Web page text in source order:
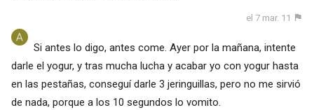
el 7 mar. 11
Si antes lo digo, antes come. Ayer por la mañana, intente
darle el yogur, y tras mucha lucha y acabar yo con yogur hasta
en las pestañas, conseguí darle 3 jeringuillas, pero no me sirvió
de nada, porque a los 10 segundos lo vomito.